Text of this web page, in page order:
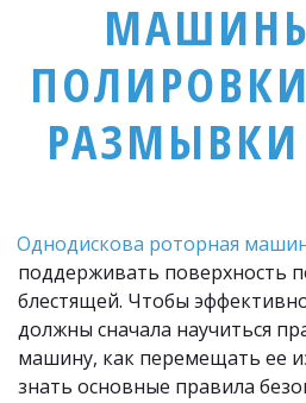
Однодискова роторная
поддерживать поверхность
блестящей. Чтобы
должны сначала научиться
машину, как перемещать ее
знать основные правила